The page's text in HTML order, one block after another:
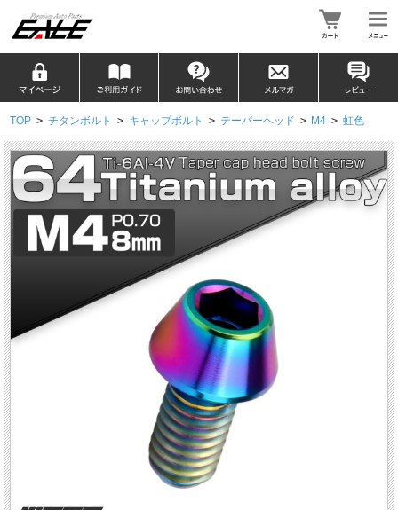
TOP > チタンボルト > キャップボルト > テーパーヘッド > M4 > 虹色